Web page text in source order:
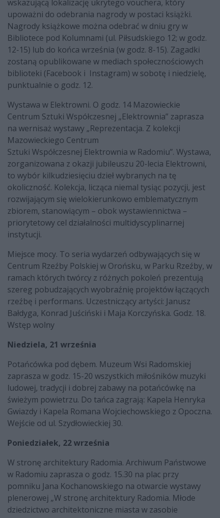
wskazującą lokalizację ukrytego vouchera, który
upoważni do odebrania nagrody w postaci książki.
Nagrody książkowe można odebrać w dniu gry w
Bibliotece pod Kolumnami (ul. Piłsudskiego 12; w godz.
12-15) lub do końca września (w godz. 8-15). Zagadki
zostaną opublikowane w mediach społecznościowych
biblioteki (Facebook i Instagram) w sobotę i niedzielę,
punktualnie o godz. 12.
Wystawa w Elektrowni. O godz. 14 Mazowieckie
Centrum Sztuki Współczesnej „Elektrownia” zaprasza
na wernisaż wystawy „Reprezentacja. Z kolekcji
Mazowieckiego Centrum
Sztuki Współczesnej Elektrownia w Radomiu”. Wystawa,
zorganizowana z okazji jubileuszu 20-lecia Elektrowni,
to wybór kilkudziesięciu dzieł wybranych na tę
okoliczność. Kolekcja, licząca niemal tysiąc pozycji, jest
rozwijającym się wielokierunkowo emblematycznym
zbiorem, stanowiącym – obok wystawiennictwa –
priorytetowy cel działalności multidyscyplinarnej
instytucji.
Miejsce mocy. To seria wydarzeń odbywających się w
Centrum Rzeźby Polskiej w Orońsku, w Parku Rzeźby, w
ramach których twórcy z różnych pokoleń prezentują
szereg pobudzających wyobraźnię projektów łączących
rzeźbę i performans. Uczestniczący artyści: Janusz
Bałdyga, Konrad Juściński i Maja Korczyńska. Godz. 18.
Wstęp wolny
Niedziela, 21 września
Potańcówka pod dębem. Muzeum Wsi Radomskiej
zaprasza w godz. 15-20 wszystkich miłośników muzyki
ludowej, tradycji i dobrej zabawy na potańcówkę na
świeżym powietrzu. Do tańca zagrają: Kapela Henryka
Gwiazdy i Kapela Romana Wojciechowskiego z Opoczna.
Wejście od ul. Szydłowieckiej 30.
Poniedziałek, 22 września
W stronę architektury Radomia. Archiwum Państwowe
w Radomiu zaprasza o godz. 15.30 na plac przy
pomniku Jana Kochanowskiego na otwarcie wystawy
plenerowej „W stronę architektury Radomia. Młode
dziedzictwo architektoniczne miasta w zasobie